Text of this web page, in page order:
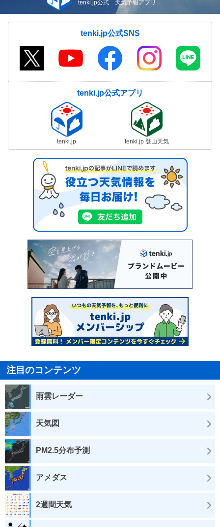
tenki.jp公式 天気予報アプリ
tenki.jp公式SNS
tenki.jp公式アプリ
tenki.jp tenki.jp 登山天気
注目のコンテンツ
雨雲レーダー
天気図
PM2.5分布予測
アメダス
2週間天気